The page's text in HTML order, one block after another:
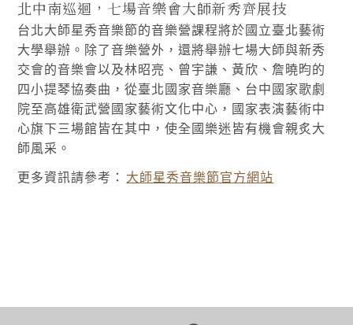
北中南巡迴，七場音樂會大師新秀齊展技
台北大師星秀音樂節的音樂營課程將於國立臺北藝術
大學舉辦。除了音樂營外，還將舉辦七場大師與新秀
交會的音樂會以及林昭亮、曾宇謙、黃欣、詹曉昀的
四小提琴協奏曲，從臺北國家音樂廳、台中國家歌劇
院至高雄衛武營國家藝術文化中心，國家表演藝術中
心旗下三場館皆在其中，使全國樂迷皆有機會親炙大
師風采。
更多資訊請參考： 大師星秀音樂節官方網站